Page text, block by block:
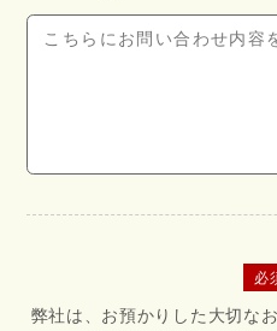
必
弊社は、お預かりした大切な